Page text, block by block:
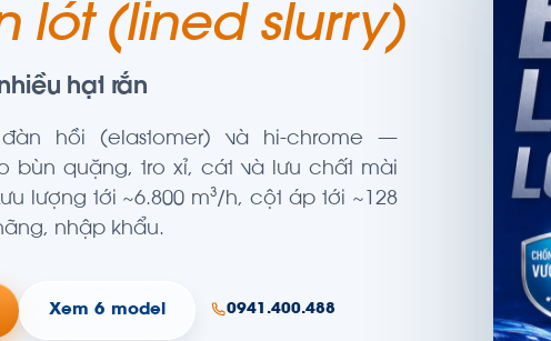
lót (lined slurry)
hạt rắn
đàn hồi (elastomer) và hi-chrome —
bùn quặng, tro xỉ, cát và lưu chất mài
lượng tới ~6.800 m³/h, cột áp tới ~128
nhập khẩu.
Xem 6 model 0941.400.488